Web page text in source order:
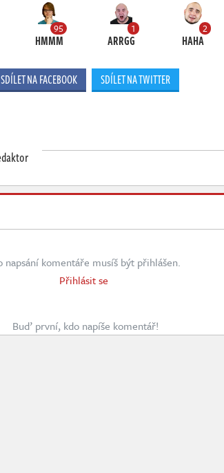
95
HMMM
1
ARRGG
2
HAHA
SDÍLET NA FACEBOOK SDÍLET NA TWITTER
napsání komentáře musíš být přihlášen.
Přihlásit se
Buď první, kdo napíše komentář!